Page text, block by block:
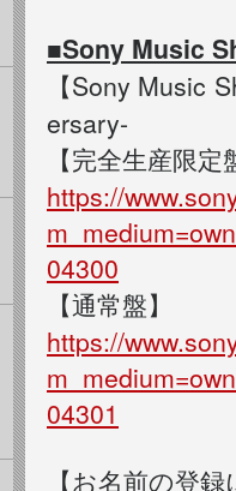
■Sony Music
【Sony Music
ersary-
【完全生産限定
https://
04300
【通常盤】
https://
04301
【お名前の登